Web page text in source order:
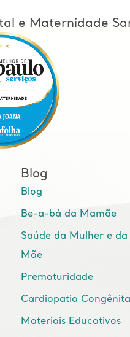
e Maternidade
Blog
Blog
Be-a-bá da Mamãe
Saúde da Mulher e da
Mãe
Prematuridade
Cardiopatia Congênita
Materiais Educativos